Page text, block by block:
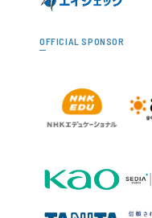
OFFICIAL SPONSOR